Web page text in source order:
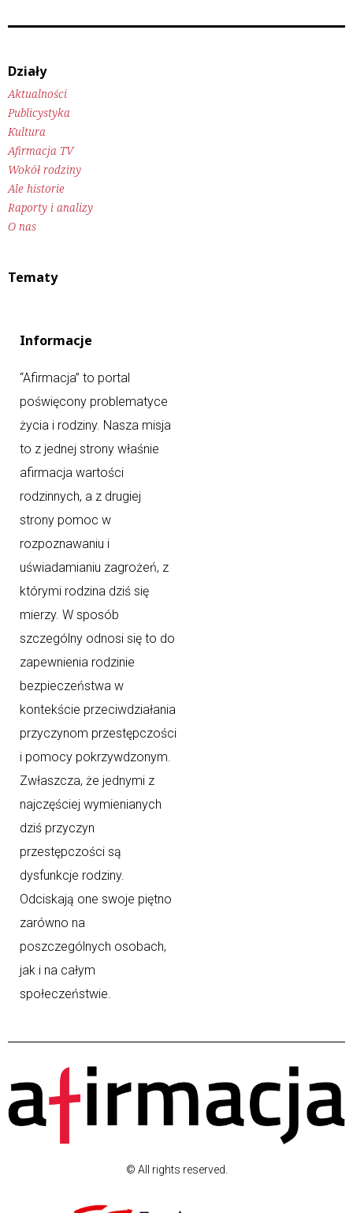
Działy
Aktualności
Publicystyka
Kultura
Afirmacja TV
Wokół rodziny
Ale historie
Raporty i analizy
O nas
Tematy
Informacje
“Afirmacja” to portal
poświęcony problematyce
życia i rodziny. Nasza misja
to z jednej strony właśnie
afirmacja wartości
rodzinnych, a z drugiej
strony pomoc w
rozpoznawaniu i
uświadamianiu zagrożeń, z
którymi rodzina dziś się
mierzy. W sposób
szczególny odnosi się to do
zapewnienia rodzinie
bezpieczeństwa w
kontekście przeciwdziałania
przyczynom przestępczości
i pomocy pokrzywdzonym.
Zwłaszcza, że jednymi z
najczęściej wymienianych
dziś przyczyn
przestępczości są
dysfunkcje rodziny.
Odciskają one swoje piętno
zarówno na
poszczególnych osobach,
jak i na całym
społeczeństwie.
© All rights reserved.